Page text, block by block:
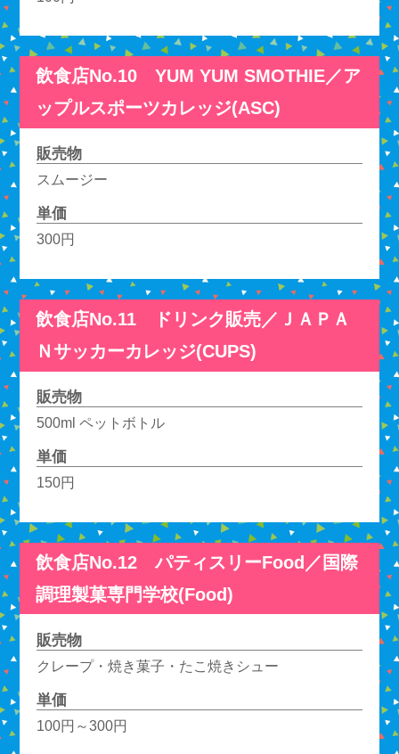
飲食店No.10 YUM YUM SMOTHIE／ア
ップルスポーツカレッジ(ASC)
販売物
スムージー
単価
300円
飲食店No.11 ドリンク販売／ＪＡＰＡ
Ｎサッカーカレッジ(CUPS)
販売物
500ml ペットボトル
単価
150円
飲食店No.12 パティスリーFood／国際
調理製菓専門学校(Food)
販売物
クレープ・焼き菓子・たこ焼きシュー
単価
100円～300円